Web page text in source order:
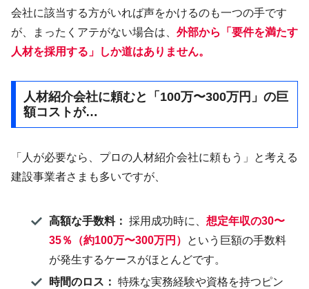
会社に該当する方がいれば声をかけるのも一つの手です
が、まったくアテがない場合は、 外部から「要件を満たす
人材を採用する」しか道はありません。
人材紹介会社に頼むと「100万〜300万円」の巨
額コストが…
「人が必要なら、プロの人材紹介会社に頼もう」と考える
建設事業者さまも多いですが、
高額な手数料： 採用成功時に、 想定年収の30〜
35％（約100万〜300万円）
という巨額の手数料
が発生するケースがほとんどです。
時間のロス： 特殊な実務経験や資格を持つピン